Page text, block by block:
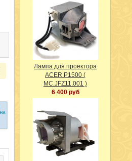
Лампа для проектора
ACER P1500 (
MC.JFZ11.001 )
6 400 руб